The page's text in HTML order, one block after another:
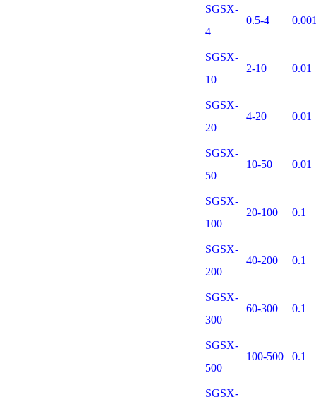
SGSX-
4
0.5-4
SGSX-
10
2-10 0.01
SGSX-
20
4-20 0.01
SGSX-
50
10-50 0.01
SGSX-
100
20-100 0.1
SGSX-
200
40-200 0.1
SGSX-
300
60-300 0.1
SGSX-
500
100-500 0.1
SGSX-